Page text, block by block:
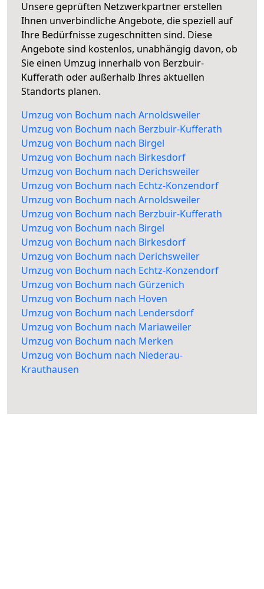
Unsere geprüften Netzwerkpartner erstellen
Ihnen unverbindliche Angebote, die speziell auf
Ihre Bedürfnisse zugeschnitten sind. Diese
Angebote sind kostenlos, unabhängig davon, ob
Sie einen Umzug innerhalb von Berzbuir-
Kufferath oder außerhalb Ihres aktuellen
Standorts planen.
Umzug von Bochum nach Arnoldsweiler
Umzug von Bochum nach Berzbuir-Kufferath
Umzug von Bochum nach Birgel
Umzug von Bochum nach Birkesdorf
Umzug von Bochum nach Derichsweiler
Umzug von Bochum nach Echtz-Konzendorf
Umzug von Bochum nach Arnoldsweiler
Umzug von Bochum nach Berzbuir-Kufferath
Umzug von Bochum nach Birgel
Umzug von Bochum nach Birkesdorf
Umzug von Bochum nach Derichsweiler
Umzug von Bochum nach Echtz-Konzendorf
Umzug von Bochum nach Gürzenich
Umzug von Bochum nach Hoven
Umzug von Bochum nach Lendersdorf
Umzug von Bochum nach Mariaweiler
Umzug von Bochum nach Merken
Umzug von Bochum nach Niederau-
Krauthausen